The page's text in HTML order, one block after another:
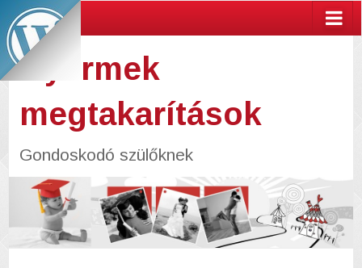
Gyermek
megtakarítások
Gondoskodó szülőknek